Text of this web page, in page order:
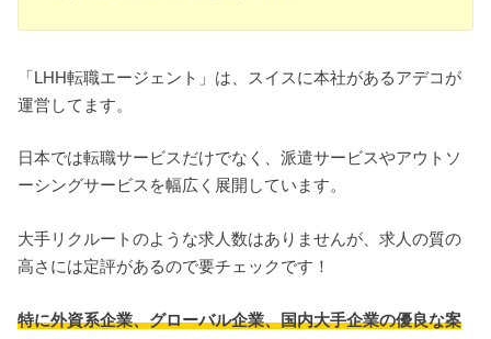
「LHH転職エージェント」は、スイスに本社があるアデコが
運営してます。
日本では転職サービスだけでなく、派遣サービスやアウトソ
ーシングサービスを幅広く展開しています。
大手リクルートのような求人数はありませんが、求人の質の
高さには定評があるので要チェックです！
特に外資系企業、グローバル企業、国内大手企業の優良な案